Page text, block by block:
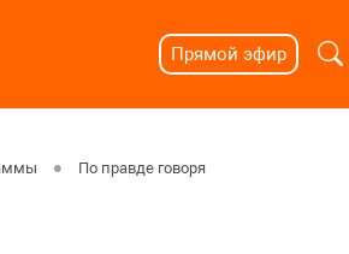
Прямой эфир
По правде говоря